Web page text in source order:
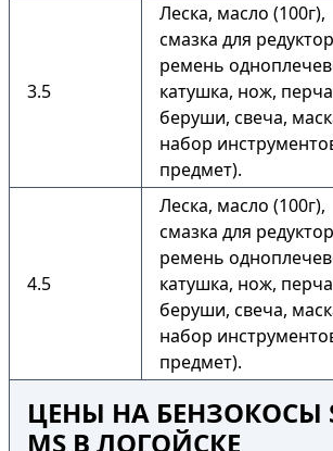
3.5
Леска, масло (100г),
смазка для
ремень
катушка, нож,
беруши, свеча,
набор
предмет).
4.5
Леска, масло (100г),
смазка для
ремень
катушка, нож,
беруши, свеча,
набор
предмет).
ЦЕНЫ НА БЕНЗОКОСЫ
MS В ЛОГОЙСКЕ